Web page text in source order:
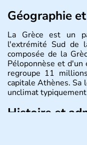
Géographie
La Grèce est un
l'extrémité Sud de
composée de la
Péloponnèse et
regroupe 11
capitale Athènes. Sa
unclimat
Histoire et